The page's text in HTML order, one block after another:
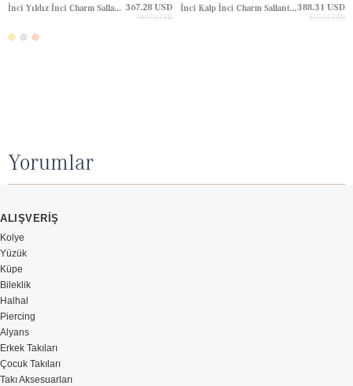
İnci Yıldız İnci Charm Sallantı Altın Küpe 367.28 USD
489.71 USD
İnci Kalp İnci Charm Sallantı Altın Küpe388.31 USD
517.74 USD
Yorumlar
ALIŞVERİŞ
Kolye
Yüzük
Küpe
Bileklik
Halhal
Piercing
Alyans
Erkek Takıları
Çocuk Takıları
Takı Aksesuarları